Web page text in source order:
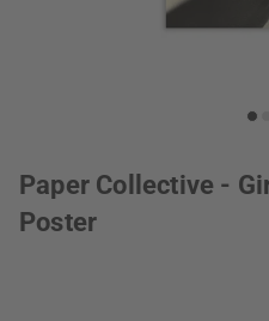
Paper Collective -
Poster